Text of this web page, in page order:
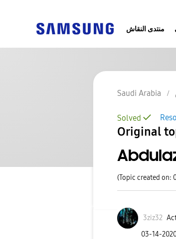
منتدى النقاش
Saudi Arabia
Solved
Original
(Topic created on:
3ziz32
‎03-14-